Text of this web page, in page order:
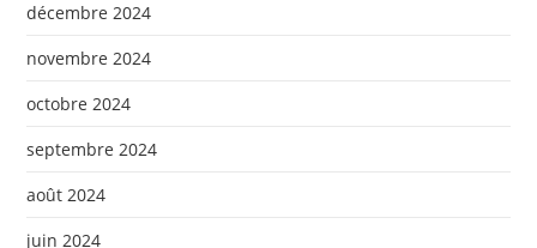
décembre 2024
novembre 2024
octobre 2024
septembre 2024
août 2024
juin 2024